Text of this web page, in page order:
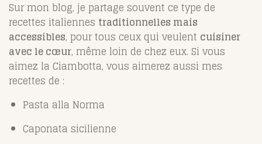
Sur mon blog, je partage souvent ce type de
recettes italiennes traditionnelles mais
accessibles, pour tous ceux qui veulent cuisiner
avec le cœur, même loin de chez eux. Si vous
aimez la Ciambotta, vous aimerez aussi mes
recettes de :
Pasta alla Norma
Caponata sicilienne